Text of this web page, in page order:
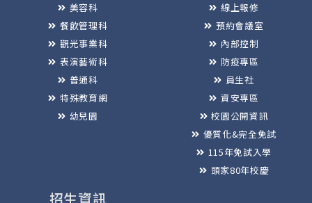
美容科
餐飲管理科
觀光事業科
表演藝術科
普通科
特殊教育網
幼兒園
線上報修
預約會議室
內部控制
防疫專區
員生社
資安專區
校園公開資訊
優質化&完全免試
115年免試入學
頭家80年校慶
招生資訊